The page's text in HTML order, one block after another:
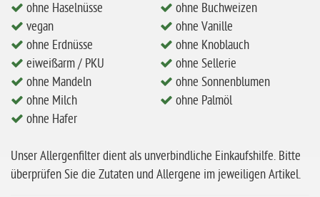
ohne Lupinen
ohne Guarkernmehl
ohne Buchweizen
ohne Vanille
ohne Knoblauch
glutenfrei
ohne Haselnüsse
vegan
ohne Erdnüsse
eiweißarm / PKU
ohne Mandeln
ohne Milch
ohne Hafer
ohne Buchweizen
ohne Vanille
ohne Knoblauch
ohne Sellerie
ohne Sonnenblumen
ohne Palmöl
Unser Allergenfilter dient als unverbindliche Einkaufshilfe. Bitte
überprüfen Sie die Zutaten und Allergene im jeweiligen Artikel.